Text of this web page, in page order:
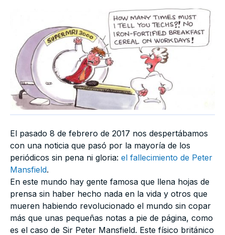
El pasado 8 de febrero de 2017 nos despertábamos
con una noticia que pasó por la mayoría de los
periódicos sin pena ni gloria: el fallecimiento de Peter
Mansfield.
En este mundo hay gente famosa que llena hojas de
prensa sin haber hecho nada en la vida y otros que
mueren habiendo revolucionado el mundo sin copar
más que unas pequeñas notas a pie de página, como
es el caso de Sir Peter Mansfield. Este físico británico